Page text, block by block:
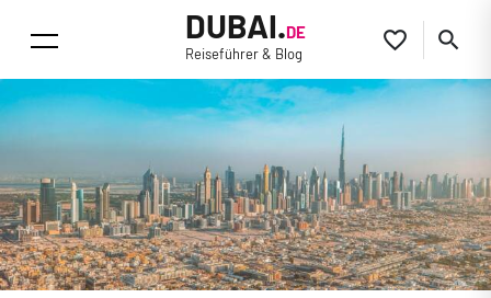
DUBAI.DE
Reiseführer & Blog  